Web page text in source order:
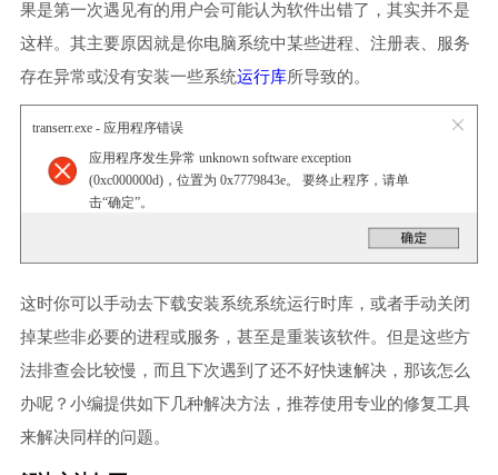
果是第一次遇见有的用户会可能认为软件出错了，其实并不是
这样。其主要原因就是你电脑系统中某些进程、注册表、服务
存在异常或没有安装一些系统运行库所导致的。
transerr.exe - 应用程序错误
应用程序发生异常 unknown software exception
(0xc000000d)，位置为 0x7779843e。 要终止程序，请单
击“确定”。
这时你可以手动去下载安装系统系统运行时库，或者手动关闭
掉某些非必要的进程或服务，甚至是重装该软件。但是这些方
法排查会比较慢，而且下次遇到了还不好快速解决，那该怎么
办呢？小编提供如下几种解决方法，推荐使用专业的修复工具
来解决同样的问题。